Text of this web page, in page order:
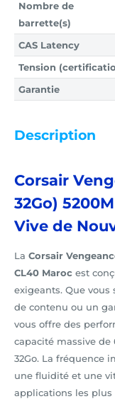
Nombre de
barrette(s)
CAS Latency
Tension
Garantie
Description
Corsair
32Go)
Vive de
La Corsair
CL40 Maroc est
exigeants. Que vous
de contenu ou un
vous offre des
capacité massive de
32Go. La fréquence
une fluidité et une
applications les plus